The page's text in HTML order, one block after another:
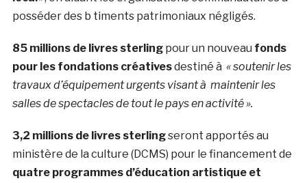
posséder des b timents patrimoniaux négligés.
85 millions de livres sterlingpour un nouveau fonds
pour les fondations créativesdestiné à « soutenir les
travaux d’équipement urgents visant à maintenir les
salles de spectacles de tout le pays en activité ».
3,2 millions de livres sterlingseront apportés au
ministère de la culture (DCMS) pour le financement de
quatre programmes d’éducation artistique et